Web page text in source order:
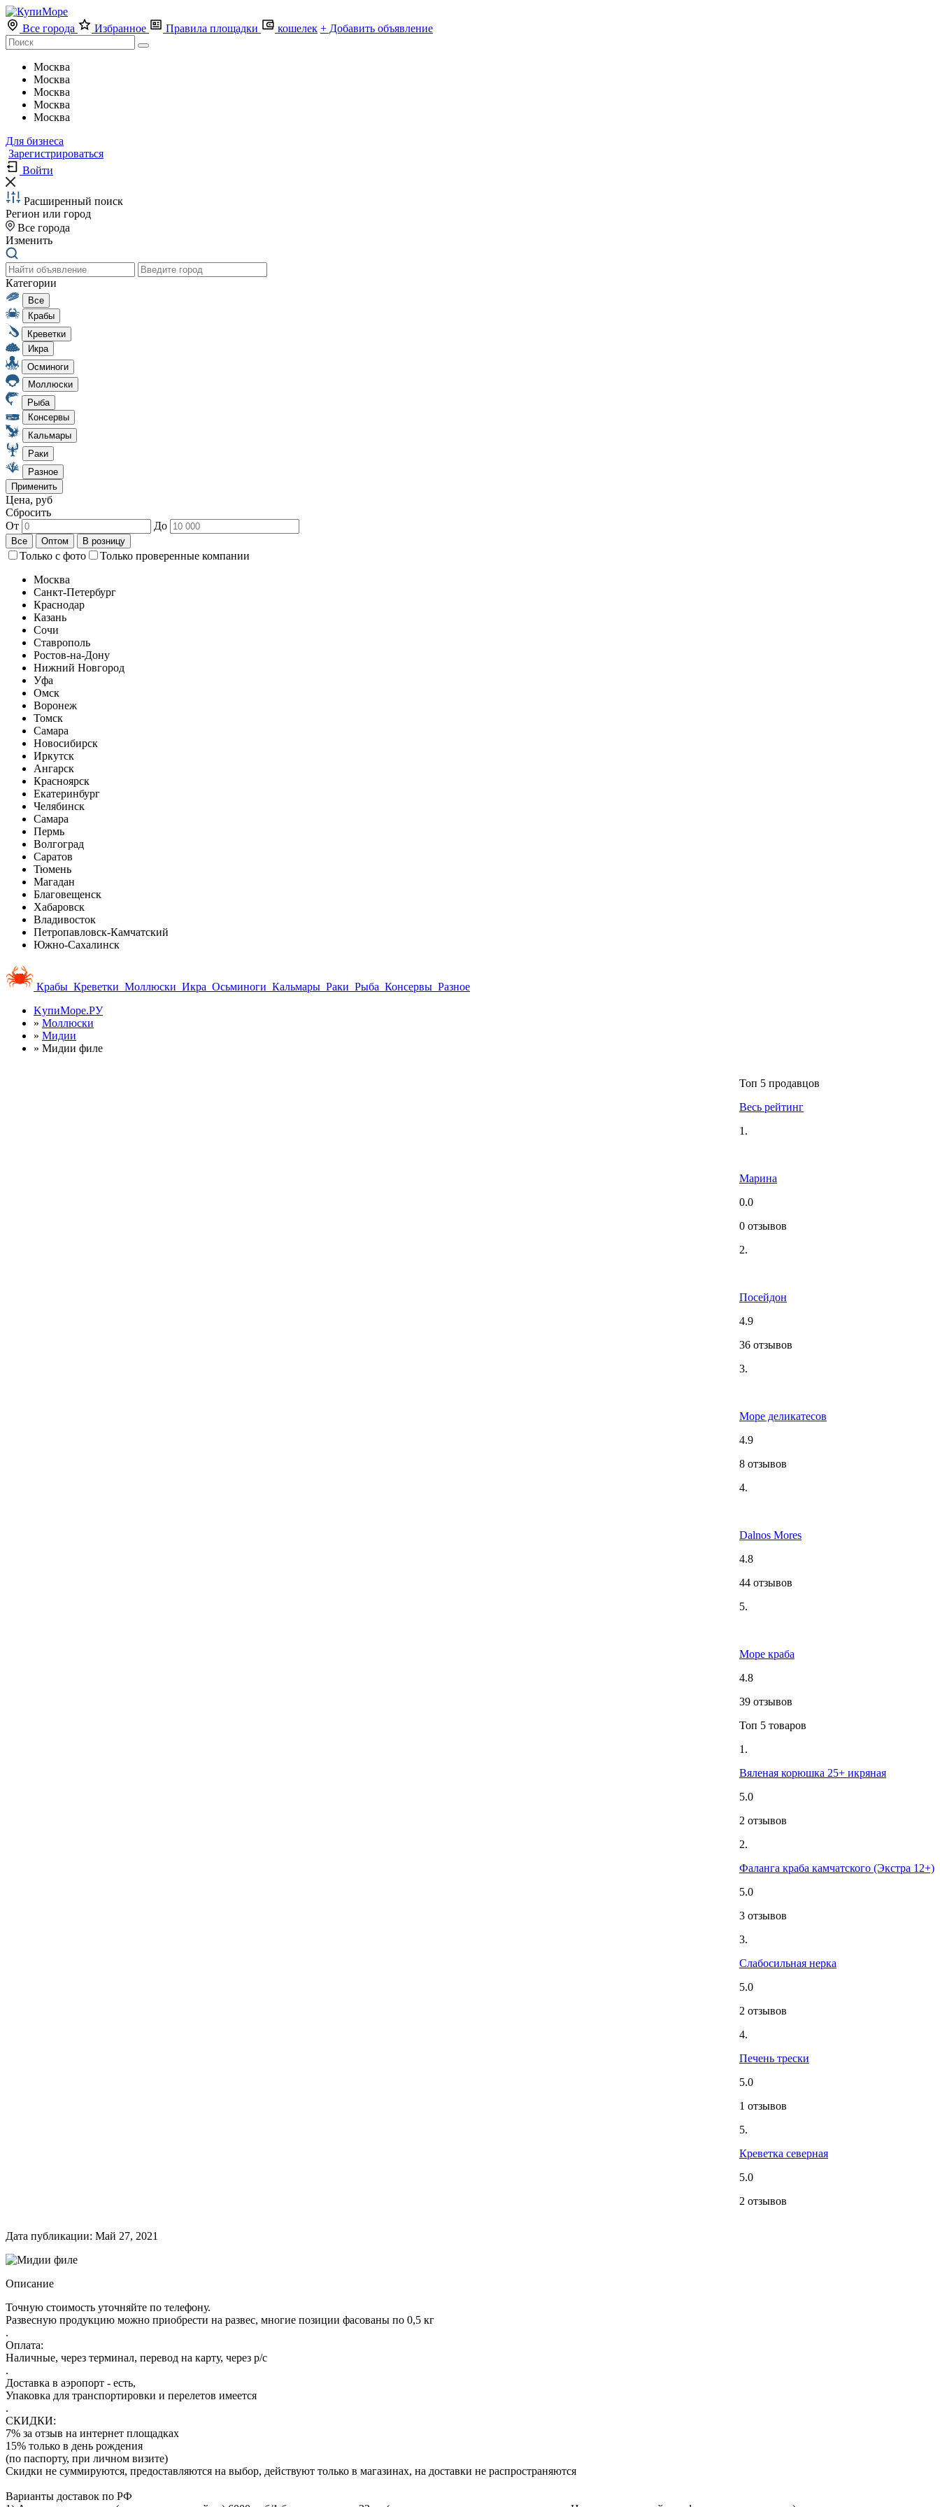
Все города Избранное Правила площадки кошелек + Добавить объявление
Москва
Москва
Москва
Москва
Москва
Для бизнеса
Зарегистрироваться
Войти
Расширенный поиск
Регион или город
Все города
Изменить
Категории
Цена, руб
Сбросить
От
До
Только с фото
Только проверенные компании
Москва
Санкт-Петербург
Краснодар
Казань
Сочи
Ставрополь
Ростов-на-Дону
Нижний Новгород
Уфа
Омск
Воронеж
Томск
Самара
Новосибирск
Иркутск
Ангарск
Красноярск
Екатеринбург
Челябинск
Самара
Пермь
Волгоград
Саратов
Тюмень
Магадан
Благовещенск
Хабаровск
Владивосток
Петропавловск-Камчатский
Южно-Сахалинск
Крабы Креветки Моллюски Икра Осьминоги Кальмары Раки Рыба Консервы Разное
KупиМоре.РУ
» Моллюски
» Мидии
» Мидии филе
Топ 5 продавцов
Весь рейтинг
1.
Марина
0.0
0 отзывов
2.
Посейдон
4.9
36 отзывов
3.
Море деликатесов
4.9
8 отзывов
4.
Dalnos Mores
4.8
44 отзывов
5.
Море краба
4.8
39 отзывов
Топ 5 товаров
1.
Вяленая корюшка 25+ икряная
5.0
2 отзывов
2.
Фаланга краба камчатского (Экстра 12+)
5.0
3 отзывов
3.
Слабосильная нерка
5.0
2 отзывов
4.
Печень трески
5.0
1 отзывов
5.
Креветка северная
5.0
2 отзывов
Дата публикации: Май 27, 2021
Описание
Точную стоимость уточняйте по телефону.
Развесную продукцию можно приобрести на развес, многие позиции фасованы по 0,5 кг
.
Оплата:
Наличные, через терминал, перевод на карту, через р/с
.
Доставка в аэропорт - есть,
Упаковка для транспортировки и перелетов имеется
.
СКИДКИ:
7% за отзыв на интернет площадках
15% только в день рождения
(по паспорту, при личном визите)
Скидки не суммируются, предоставляются на выбор, действуют только в магазинах, на доставки не распространяются
Варианты доставок по РФ